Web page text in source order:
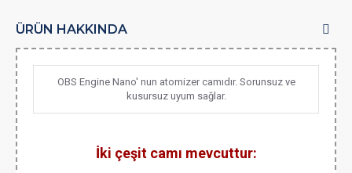
ÜRÜN HAKKINDA
OBS Engine Nano' nun atomizer camıdır. Sorunsuz ve
kusursuz uyum sağlar.
İki çeşit camı mevcuttur: